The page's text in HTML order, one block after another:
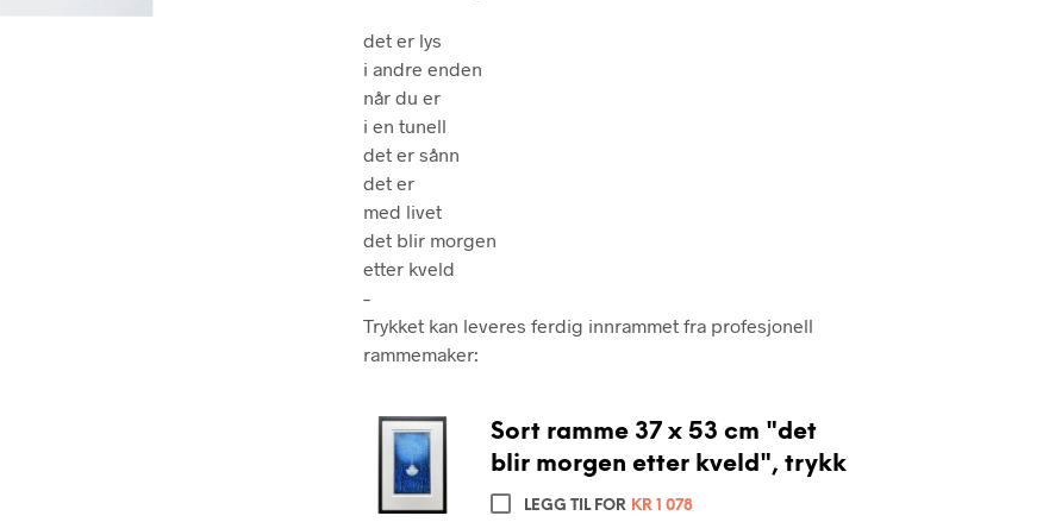
det er lys
i andre enden
når du er
i en tunell
det er sånn
det er
med livet
det blir morgen
etter kveld
–
Trykket kan leveres ferdig innrammet fra profesjonell
rammemaker:
Sort ramme 37 x 53 cm "det
blir morgen etter kveld", trykk
LEGG TIL FOR KR 1 078